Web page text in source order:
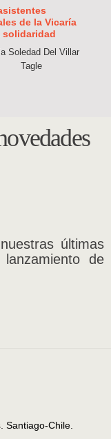
de la Vicaría
solidaridad
Soledad Del Villar
Tagle
últimas
de
Santiago-Chile.